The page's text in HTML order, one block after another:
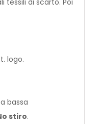
logo.
bassa
stiro.